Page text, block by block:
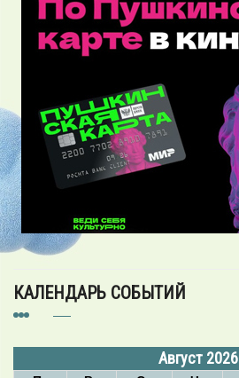
КАЛЕНДАРЬ СОБЫТИЙ
Август 2026